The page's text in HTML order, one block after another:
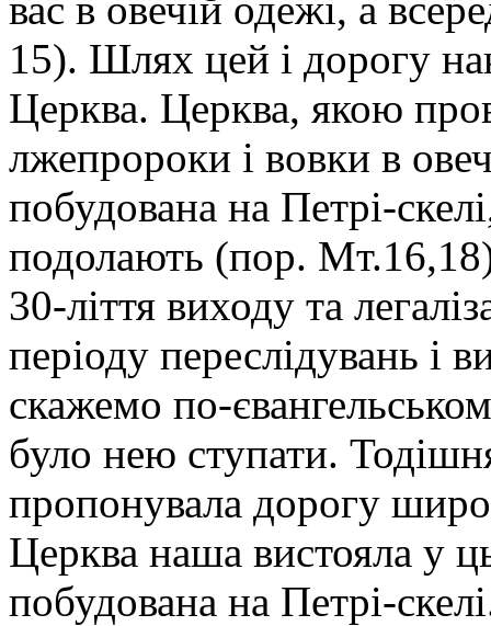
15). Шлях цей і дорогу
Церква. Церква, якою
лжепророки і вовки в
побудована на Петрі-
подолають (пор.
30-ліття виходу та
періоду переслідувань і
скажемо по-
було нею ступати.
пропонувала дорогу
Церква наша вистояла у
побудована на Петрі-